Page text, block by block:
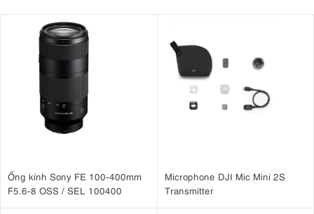
Ống kính Sony FE 100-400mm
F5.6-8 OSS / SEL 100400
Microphone DJI Mic Mini 2S
Transmitter